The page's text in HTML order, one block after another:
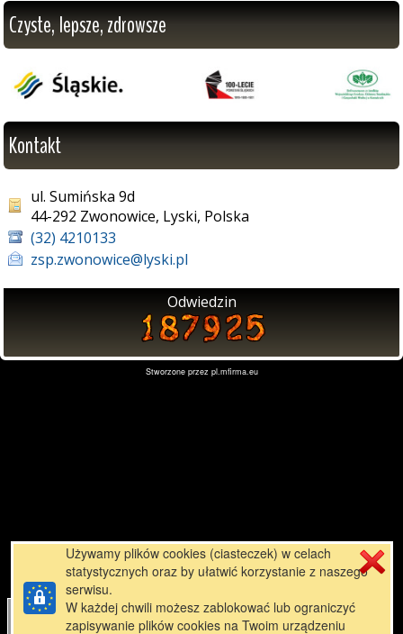
Czyste, lepsze, zdrowsze
Kontakt
ul. Sumińska 9d
44-292 Zwonowice, Lyski, Polska
(32) 4210133
zsp.zwonowice@lyski.pl
Odwiedzin
Stworzone przez pl.mfirma.eu
Używamy plików cookies (ciasteczek) w celach
statystycznych oraz by ułatwić korzystanie z naszego
serwisu.
W każdej chwili możesz zablokować lub ograniczyć
zapisywanie plików cookies na Twoim urządzeniu